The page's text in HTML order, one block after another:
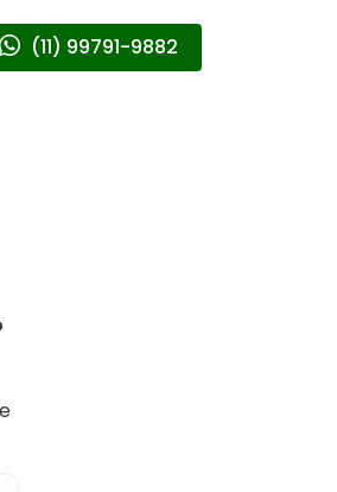
(11) 99791-9882